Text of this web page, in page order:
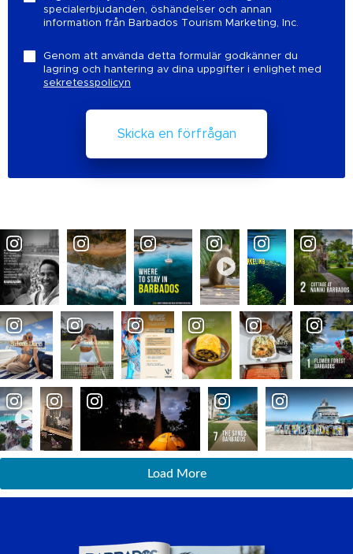
specialerbjudanden, öshändelser och annan
information från Barbados Tourism Marketing, Inc.
Genom att använda detta formulär godkänner du
lagring och hantering av dina uppgifter i enlighet med
sekretesspolicyn
Load More